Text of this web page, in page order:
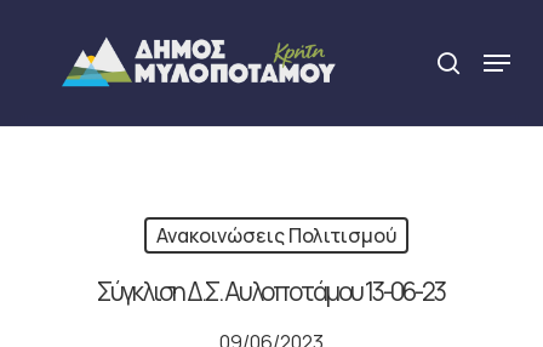
content
search
Menu
Ανακοινώσεις Πολιτισμού
Σύγκλιση Δ.Σ. Αυλοποτάμου 13-06-23
Close